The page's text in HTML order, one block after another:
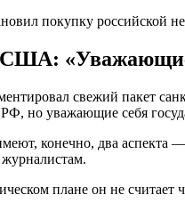
«Уважающие
свежий пакет
но уважающие себя
конечно, два аспекта —
журналистам.
плане он не